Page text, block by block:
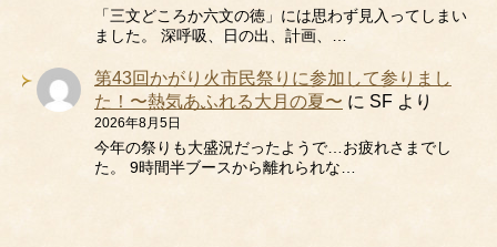
「三文どころか六文の徳」には思わず見入ってしまい
ました。 深呼吸、日の出、計画、…
第43回かがり火市民祭りに参加して参りまし
た！〜熱気あふれる大月の夏〜 に SF より
2026年8月5日
今年の祭りも大盛況だったようで…お疲れさまでし
た。 9時間半ブースから離れられな…